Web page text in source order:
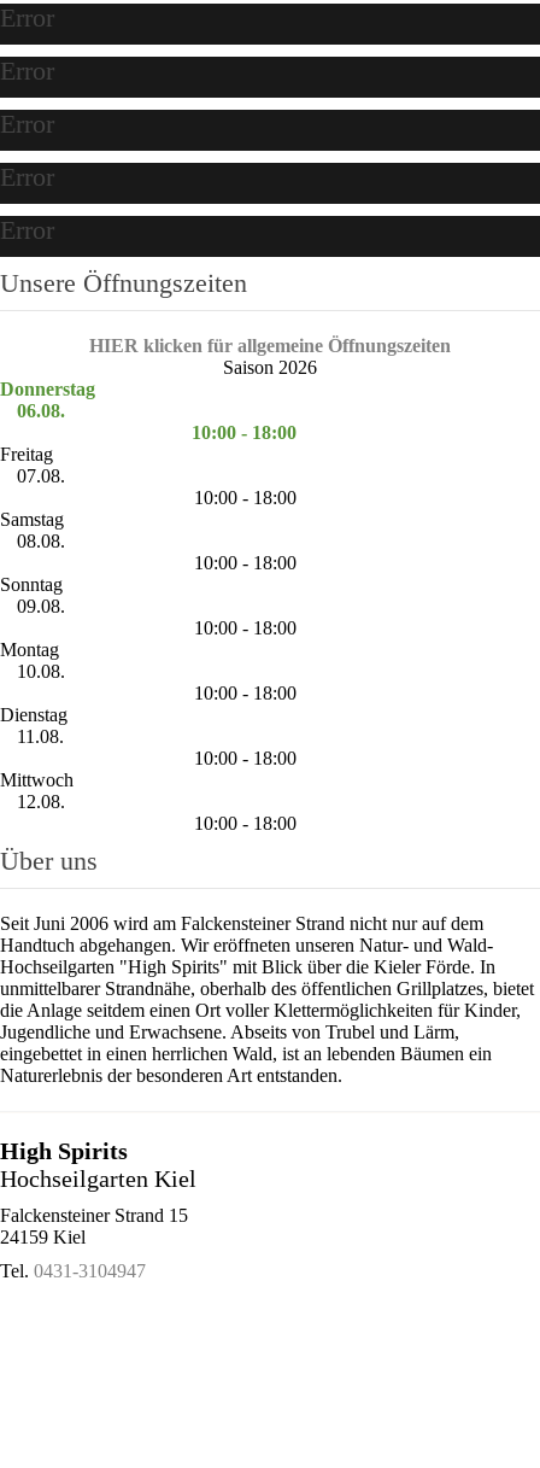
Error
Error
Error
Error
Error
Unsere Öffnungszeiten
HIER klicken für allgemeine Öffnungszeiten
Saison 2026
Donnerstag
06.08.
10:00 - 18:00
Freitag
07.08.
10:00 - 18:00
Samstag
08.08.
10:00 - 18:00
Sonntag
09.08.
10:00 - 18:00
Montag
10.08.
10:00 - 18:00
Dienstag
11.08.
10:00 - 18:00
Mittwoch
12.08.
10:00 - 18:00
Über uns
Seit Juni 2006 wird am Falckensteiner Strand nicht nur auf dem
Handtuch abgehangen. Wir eröffneten unseren Natur- und Wald-
Hochseilgarten "High Spirits" mit Blick über die Kieler Förde. In
unmittelbarer Strandnähe, oberhalb des öffentlichen Grillplatzes, bietet
die Anlage seitdem einen Ort voller Klettermöglichkeiten für Kinder,
Jugendliche und Erwachsene. Abseits von Trubel und Lärm,
eingebettet in einen herrlichen Wald, ist an lebenden Bäumen ein
Naturerlebnis der besonderen Art entstanden.
High Spirits
Hochseilgarten Kiel
Falckensteiner Strand 15
24159 Kiel
Tel. 0431-3104947